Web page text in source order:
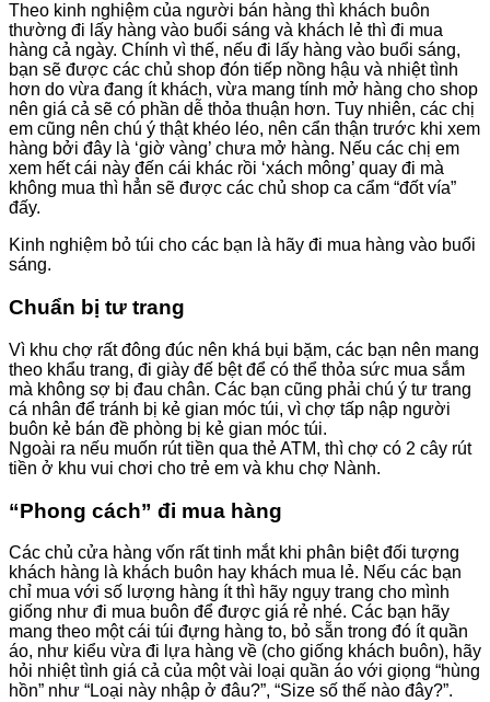
Theo kinh nghiệm của người bán hàng thì khách buôn
thường đi lấy hàng vào buổi sáng và khách lẻ thì đi mua
hàng cả ngày. Chính vì thế, nếu đi lấy hàng vào buổi sáng,
bạn sẽ được các chủ shop đón tiếp nồng hậu và nhiệt tình
hơn do vừa đang ít khách, vừa mang tính mở hàng cho shop
nên giá cả sẽ có phần dễ thỏa thuận hơn. Tuy nhiên, các chị
em cũng nên chú ý thật khéo léo, nên cẩn thận trước khi xem
hàng bởi đây là ‘giờ vàng’ chưa mở hàng. Nếu các chị em
xem hết cái này đến cái khác rồi ‘xách mông’ quay đi mà
không mua thì hẳn sẽ được các chủ shop ca cẩm “đốt vía”
đấy.
Kinh nghiệm bỏ túi cho các bạn là hãy đi mua hàng vào buổi
sáng.
Chuẩn bị tư trang
Vì khu chợ rất đông đúc nên khá bụi bặm, các bạn nên mang
theo khẩu trang, đi giày đế bệt để có thể thỏa sức mua sắm
mà không sợ bị đau chân. Các bạn cũng phải chú ý tư trang
cá nhân để tránh bị kẻ gian móc túi, vì chợ tấp nập người
buôn kẻ bán đề phòng bị kẻ gian móc túi.
Ngoài ra nếu muốn rút tiền qua thẻ ATM, thì chợ có 2 cây rút
tiền ở khu vui chơi cho trẻ em và khu chợ Nành.
“Phong cách” đi mua hàng
Các chủ cửa hàng vốn rất tinh mắt khi phân biệt đối tượng
khách hàng là khách buôn hay khách mua lẻ. Nếu các bạn
chỉ mua với số lượng hàng ít thì hãy ngụy trang cho mình
giống như đi mua buôn để được giá rẻ nhé. Các bạn hãy
mang theo một cái túi đựng hàng to, bỏ sẵn trong đó ít quần
áo, như kiểu vừa đi lựa hàng về (cho giống khách buôn), hãy
hỏi nhiệt tình giá cả của một vài loại quần áo với giọng “hùng
hồn” như “Loại này nhập ở đâu?”, “Size số thế nào đây?”.